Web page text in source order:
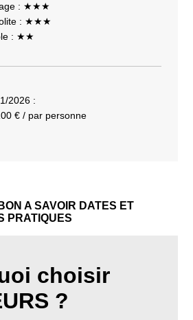
: ★★★
: ★★★
: ★★
2026 :
€ / par personne
BON A SAVOIR DATES ET
PRATIQUES
choisir
?